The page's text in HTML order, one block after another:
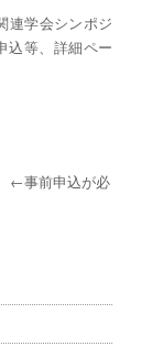
連学会シンポジ
込等、詳細ペー
←事前申込が必